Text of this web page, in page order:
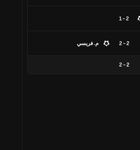
2 - 1
2 - 2 م. فريسي
2
-
2